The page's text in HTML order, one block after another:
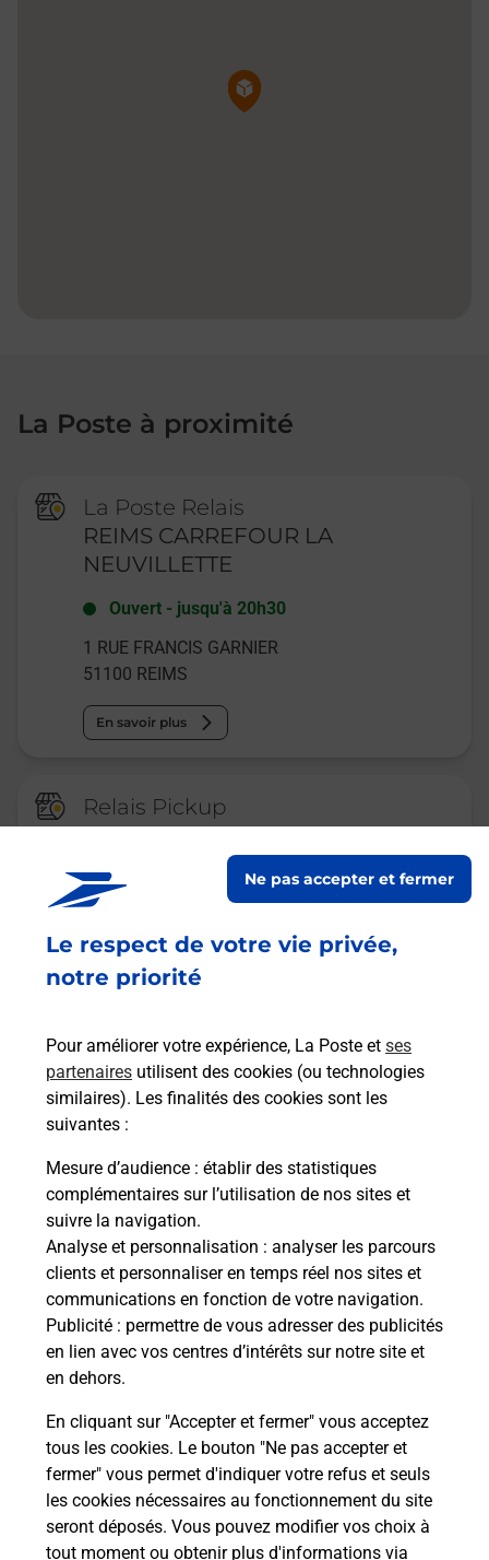
Le respect de votre vie privée,
notre priorité
Pour améliorer votre expérience, La Poste et ses
partenaires utilisent des cookies (ou technologies
similaires). Les finalités des cookies sont les
suivantes :
Mesure d’audience : établir des statistiques
complémentaires sur l’utilisation de nos sites et
suivre la navigation.
Analyse et personnalisation : analyser les parcours
clients et personnaliser en temps réel nos sites et
communications en fonction de votre navigation.
Publicité : permettre de vous adresser des publicités
en lien avec vos centres d’intérêts sur notre site et
en dehors.
En cliquant sur "Accepter et fermer" vous acceptez
tous les cookies. Le bouton "Ne pas accepter et
fermer" vous permet d'indiquer votre refus et seuls
les cookies nécessaires au fonctionnement du site
seront déposés. Vous pouvez modifier vos choix à
tout moment ou obtenir plus d'informations via
Ne pas accepter et fermer
Pin de la carte
La Poste à proximité
La Poste Relais
REIMS CARREFOUR LA
NEUVILLETTE
Ouvert - jusqu'à 20h30
1 RUE FRANCIS GARNIER
51100 REIMS
En savoir plus
Relais Pickup
L EXPERT DE LA BIERE EX
CERVOISERIE
jusqu'à 19h00
9 RUE DOCTEUR SERGE BAZELAIRE
51100 REIMS
Malin !
La Poste
en ligne
Ouvert 24h/24
En savoir plus
CONSIGNE CARREFOUR REIMS